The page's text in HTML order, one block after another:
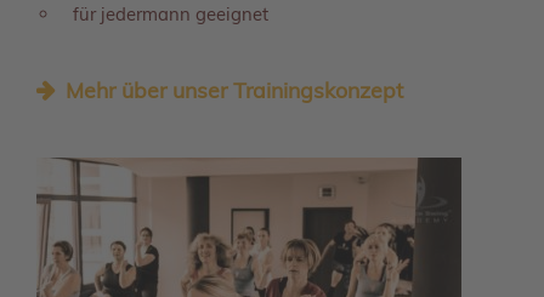
für jedermann geeignet
Mehr über unser Trainingskonzept